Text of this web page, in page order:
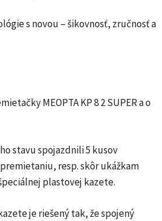
s novou – šikovnosť, zručnosť a
MEOPTA KP 8 2 SUPER a o
stavu spojazdnili 5 kusov
resp. skôr ukážkam
plastovej kazete.
je riešený tak, že spojený